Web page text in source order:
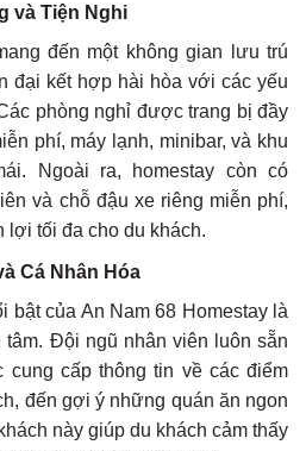
và Tiện Nghi
đến một không gian lưu trú
đại kết hợp hài hòa với các yếu
phòng nghỉ được trang bị đầy
phí, máy lạnh, minibar, và khu
Ngoài ra, homestay còn có
và chỗ đậu xe riêng miễn phí,
lợi tối đa cho du khách.
Cá Nhân Hóa
bật của An Nam 68 Homestay là
tâm. Đội ngũ nhân viên luôn sẵn
cấp thông tin về các điểm
đến gợi ý những quán ăn ngon
này giúp du khách cảm thấy